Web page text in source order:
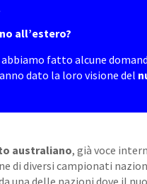
all’estero?
fatto alcune
dato la loro visione del
australiano, già voce
di diversi campionati